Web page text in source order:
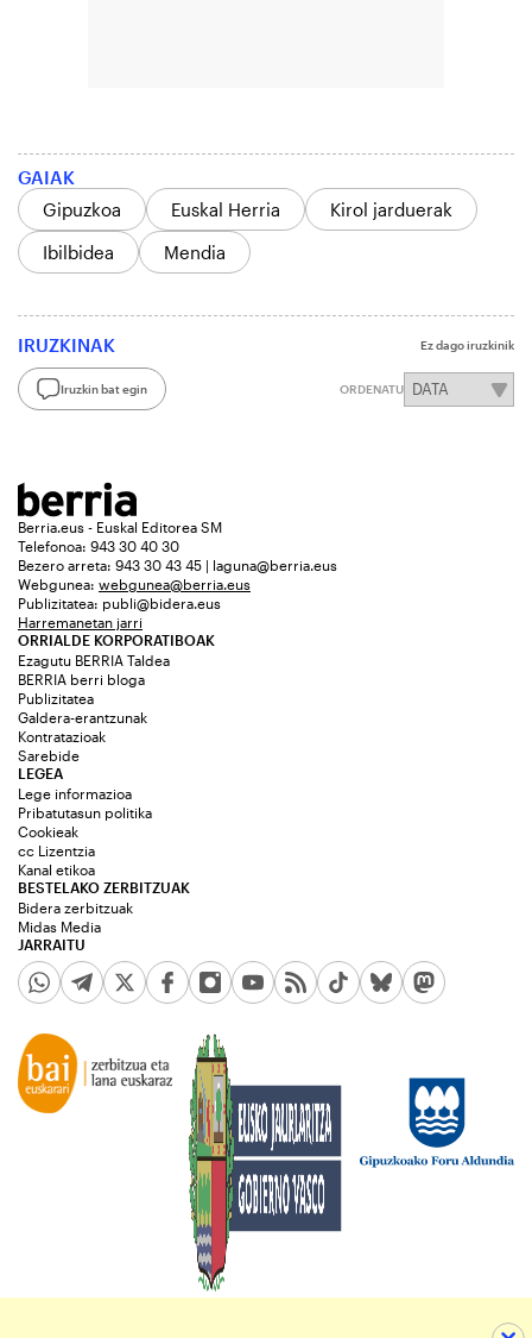
GAIAK
Gipuzkoa
Euskal Herria
Kirol jarduerak
Ibilbidea
Mendia
IRUZKINAK Ez dago iruzkinik
Iruzkin bat egin ORDENATU
Berria.eus - Euskal Editorea SM
Telefonoa: 943 30 40 30
Bezero arreta: 943 30 43 45 | laguna@berria.eus
Webgunea: webgunea@berria.eus
Publizitatea: publi@bidera.eus
Harremanetan jarri
ORRIALDE KORPORATIBOAK
Ezagutu BERRIA Taldea
BERRIA berri bloga
Publizitatea
Galdera-erantzunak
Kontratazioak
Sarebide
JARRAITU
LEGEA
Lege informazioa
Pribatutasun politika
Cookieak
cc Lizentzia
Kanal etikoa
BESTELAKO ZERBITZUAK
Bidera zerbitzuak
Midas Media